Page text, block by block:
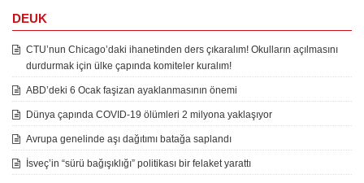
DEUK
CTU’nun Chicago’daki ihanetinden ders çıkaralım! Okulların açılmasını
durdurmak için ülke çapında komiteler kuralım!
ABD’deki 6 Ocak faşizan ayaklanmasının önemi
Dünya çapında COVID-19 ölümleri 2 milyona yaklaşıyor
Avrupa genelinde aşı dağıtımı batağa saplandı
İsveç’in “sürü bağışıklığı” politikası bir felaket yarattı